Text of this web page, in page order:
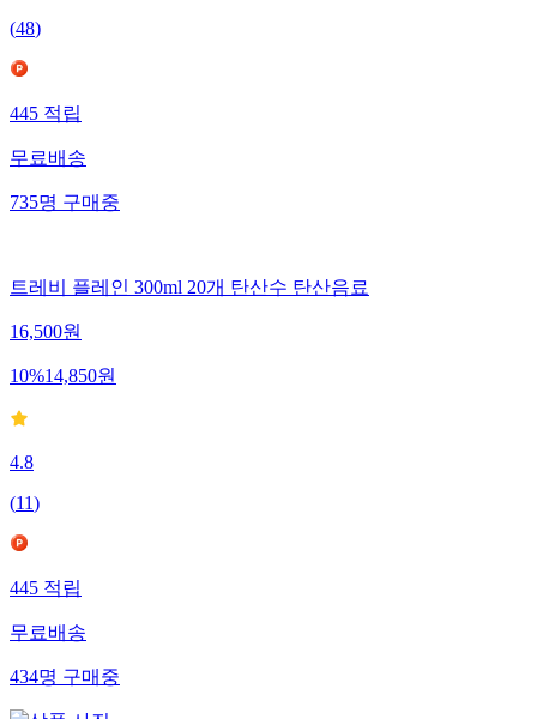
(48)
445 적립
무료배송
735명 구매중
트레비 플레인 300ml 20개 탄산수 탄산음료
16,500원
10%14,850원
4.8
(11)
445적립
무료배송
434명구매중